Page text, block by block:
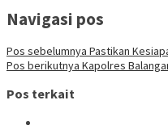
Navigasi pos
Pos sebelumnya Pastikan
Pos berikutnya Kapolres
Pos terkait